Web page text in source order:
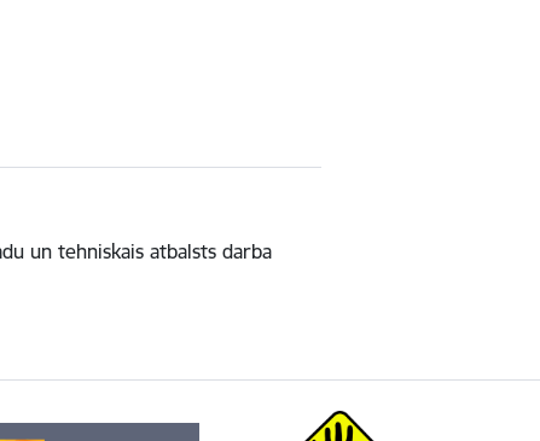
un tehniskais atbalsts darba